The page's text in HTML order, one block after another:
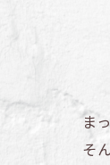
まっ
そ